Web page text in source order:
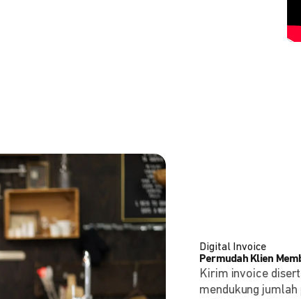
Digital Invoice
Permudah Klien
Kirim invoice
mendukung